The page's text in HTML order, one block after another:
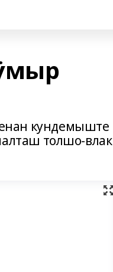
кундемыште
толшо-влак